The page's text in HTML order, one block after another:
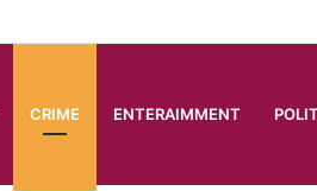
CRIME ENTERAIMMENT